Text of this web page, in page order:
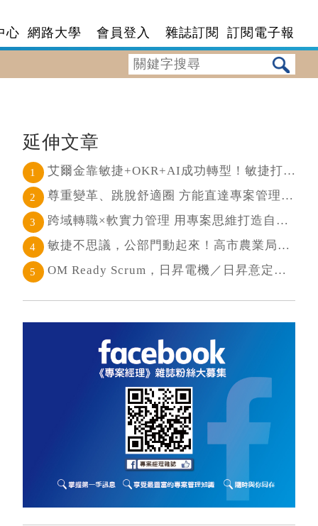
心 網路大學 會員登入 雜誌訂閱 訂閱電子報
延伸文章
1 艾爾金靠敏捷+OKR+AI成功轉型！敏捷打通任督二脈， 避免文化與流程「卡卡」導致溝通無效
2 尊重變革、跳脫舒適圈 方能直達專案管理核心
3 跨域轉職×軟實力管理 用專案思維打造自己的斜槓人生
4 敏捷不思議，公部門動起來！高市農業局打造願景導向的社區敏捷自組織
5 OM Ready Scrum，日昇電機／日昇意定打造永續維運新典範